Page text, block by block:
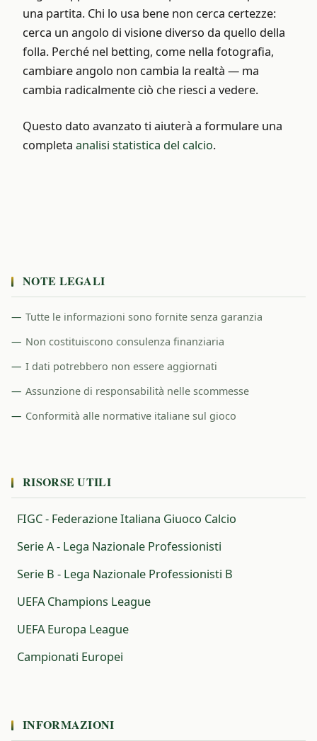
una partita. Chi lo usa bene non cerca certezze:
cerca un angolo di visione diverso da quello della
folla. Perché nel betting, come nella fotografia,
cambiare angolo non cambia la realtà — ma
cambia radicalmente ciò che riesci a vedere.
Questo dato avanzato ti aiuterà a formulare una
completa analisi statistica del calcio.
NOTE LEGALI
Tutte le informazioni sono fornite senza garanzia
Non costituiscono consulenza finanziaria
I dati potrebbero non essere aggiornati
Assunzione di responsabilità nelle scommesse
Conformità alle normative italiane sul gioco
RISORSE UTILI
FIGC - Federazione Italiana Giuoco Calcio
Serie A - Lega Nazionale Professionisti
Serie B - Lega Nazionale Professionisti B
UEFA Champions League
UEFA Europa League
Campionati Europei
INFORMAZIONI